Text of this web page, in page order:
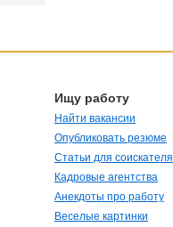
Ищу работу
Найти вакансии
Опубликовать резюме
Статьи для соискателя
Кадровые агентства
Анекдоты про работу
Веселые картинки